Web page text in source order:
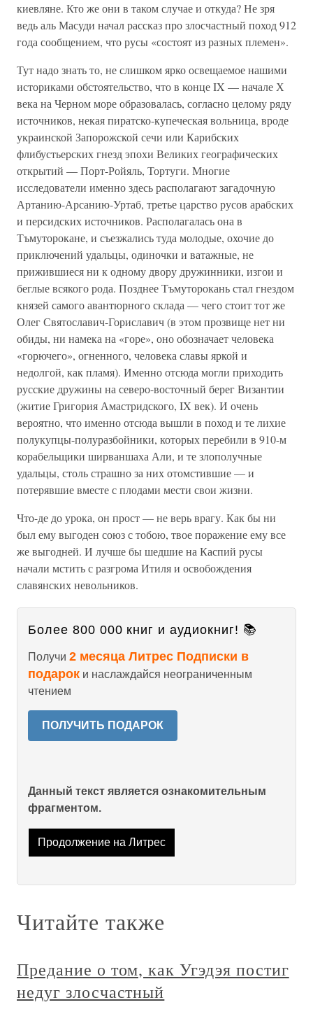
киевляне. Кто же они в таком случае и откуда? Не зря
ведь аль Масуди начал рассказ про злосчастный поход 912
года сообщением, что русы «состоят из разных племен».
Тут надо знать то, не слишком ярко освещаемое нашими
историками обстоятельство, что в конце IX — начале Х
века на Черном море образовалась, согласно целому ряду
источников, некая пиратско-купеческая вольница, вроде
украинской Запорожской сечи или Карибских
флибустьерских гнезд эпохи Великих географических
открытий — Порт-Ройяль, Тортуги. Многие
исследователи именно здесь располагают загадочную
Артанию-Арсанию-Уртаб, третье царство русов арабских
и персидских источников. Располагалась она в
Тъмуторокане, и съезжались туда молодые, охочие до
приключений удальцы, одиночки и ватажные, не
прижившиеся ни к одному двору дружинники, изгои и
беглые всякого рода. Позднее Тъмуторокань стал гнездом
князей самого авантюрного склада — чего стоит тот же
Олег Святославич-Гориславич (в этом прозвище нет ни
обиды, ни намека на «горе», оно обозначает человека
«горючего», огненного, человека славы яркой и
недолгой, как пламя). Именно отсюда могли приходить
русские дружины на северо-восточный берег Византии
(житие Григория Амастридского, IX век). И очень
вероятно, что именно отсюда вышли в поход и те лихие
полукупцы-полуразбойники, которых перебили в 910-м
корабельщики ширваншаха Али, и те злополучные
удальцы, столь страшно за них отомстившие — и
потерявшие вместе с плодами мести свои жизни.
Что-де до урока, он прост — не верь врагу. Как бы ни
был ему выгоден союз с тобою, твое поражение ему все
же выгодней. И лучше бы шедшие на Каспий русы
начали мстить с разгрома Итиля и освобождения
славянских невольников.
Более 800 000 книг и аудиокниг! 📚
Получи 2 месяца Литрес Подписки в
подарок и наслаждайся неограниченным
чтением
ПОЛУЧИТЬ ПОДАРОК
Данный текст является ознакомительным
фрагментом.
Продолжение на Литрес
Читайте также
Предание о том, как Угэдэя постиг
недуг злосчастный